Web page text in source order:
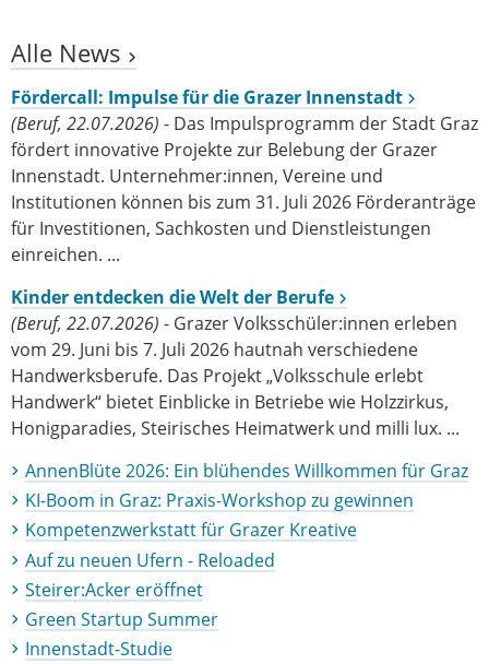
Alle News
Fördercall: Impulse für die Grazer Innenstadt
(Beruf, 22.07.2026) - Das Impulsprogramm der Stadt Graz
fördert innovative Projekte zur Belebung der Grazer
Innenstadt. Unternehmer:innen, Vereine und
Institutionen können bis zum 31. Juli 2026 Förderanträge
für Investitionen, Sachkosten und Dienstleistungen
einreichen. ...
Kinder entdecken die Welt der Berufe
(Beruf, 22.07.2026) - Grazer Volksschüler:innen erleben
vom 29. Juni bis 7. Juli 2026 hautnah verschiedene
Handwerksberufe. Das Projekt „Volksschule erlebt
Handwerk“ bietet Einblicke in Betriebe wie Holzzirkus,
Honigparadies, Steirisches Heimatwerk und milli lux. ...
AnnenBlüte 2026: Ein blühendes Willkommen für Graz
KI-Boom in Graz: Praxis-Workshop zu gewinnen
Kompetenzwerkstatt für Grazer Kreative
Auf zu neuen Ufern - Reloaded
Steirer:Acker eröffnet
Green Startup Summer
Innenstadt-Studie